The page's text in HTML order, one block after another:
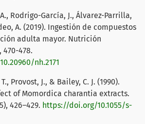
Rodrigo-García, J., Álvarez-Parrilla,
A. (2019). Ingestión de compuestos
adulta mayor. Nutrición
478.
nh.2171
Provost, J., & Bailey, C. J. (1990).
of Momordica charantia extracts.
426–429. https://doi.org/10.1055/s-